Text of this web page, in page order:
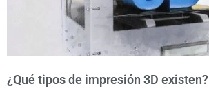
¿Qué tipos de impresión 3D existen?